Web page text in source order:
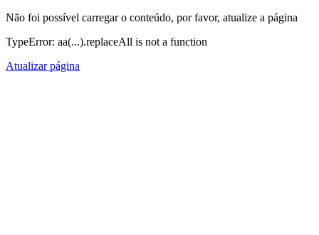
Não foi possível carregar o conteúdo, por favor, atualize a página
TypeError: aa(...).replaceAll is not a function
Atualizar página